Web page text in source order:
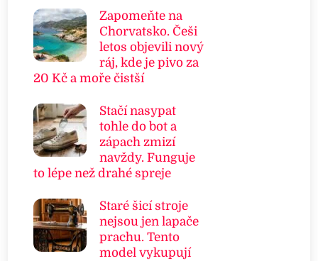
Zapomeňte na
Chorvatsko. Češi
letos objevili nový
ráj, kde je pivo za
20 Kč a moře čistší
Stačí nasypat
tohle do bot a
zápach zmizí
navždy. Funguje
to lépe než drahé spreje
Staré šicí stroje
nejsou jen lapače
prachu. Tento
model vykupují